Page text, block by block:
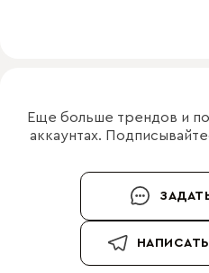
Еще больше трендов и
аккаунтах.
НАПИСАТЬ